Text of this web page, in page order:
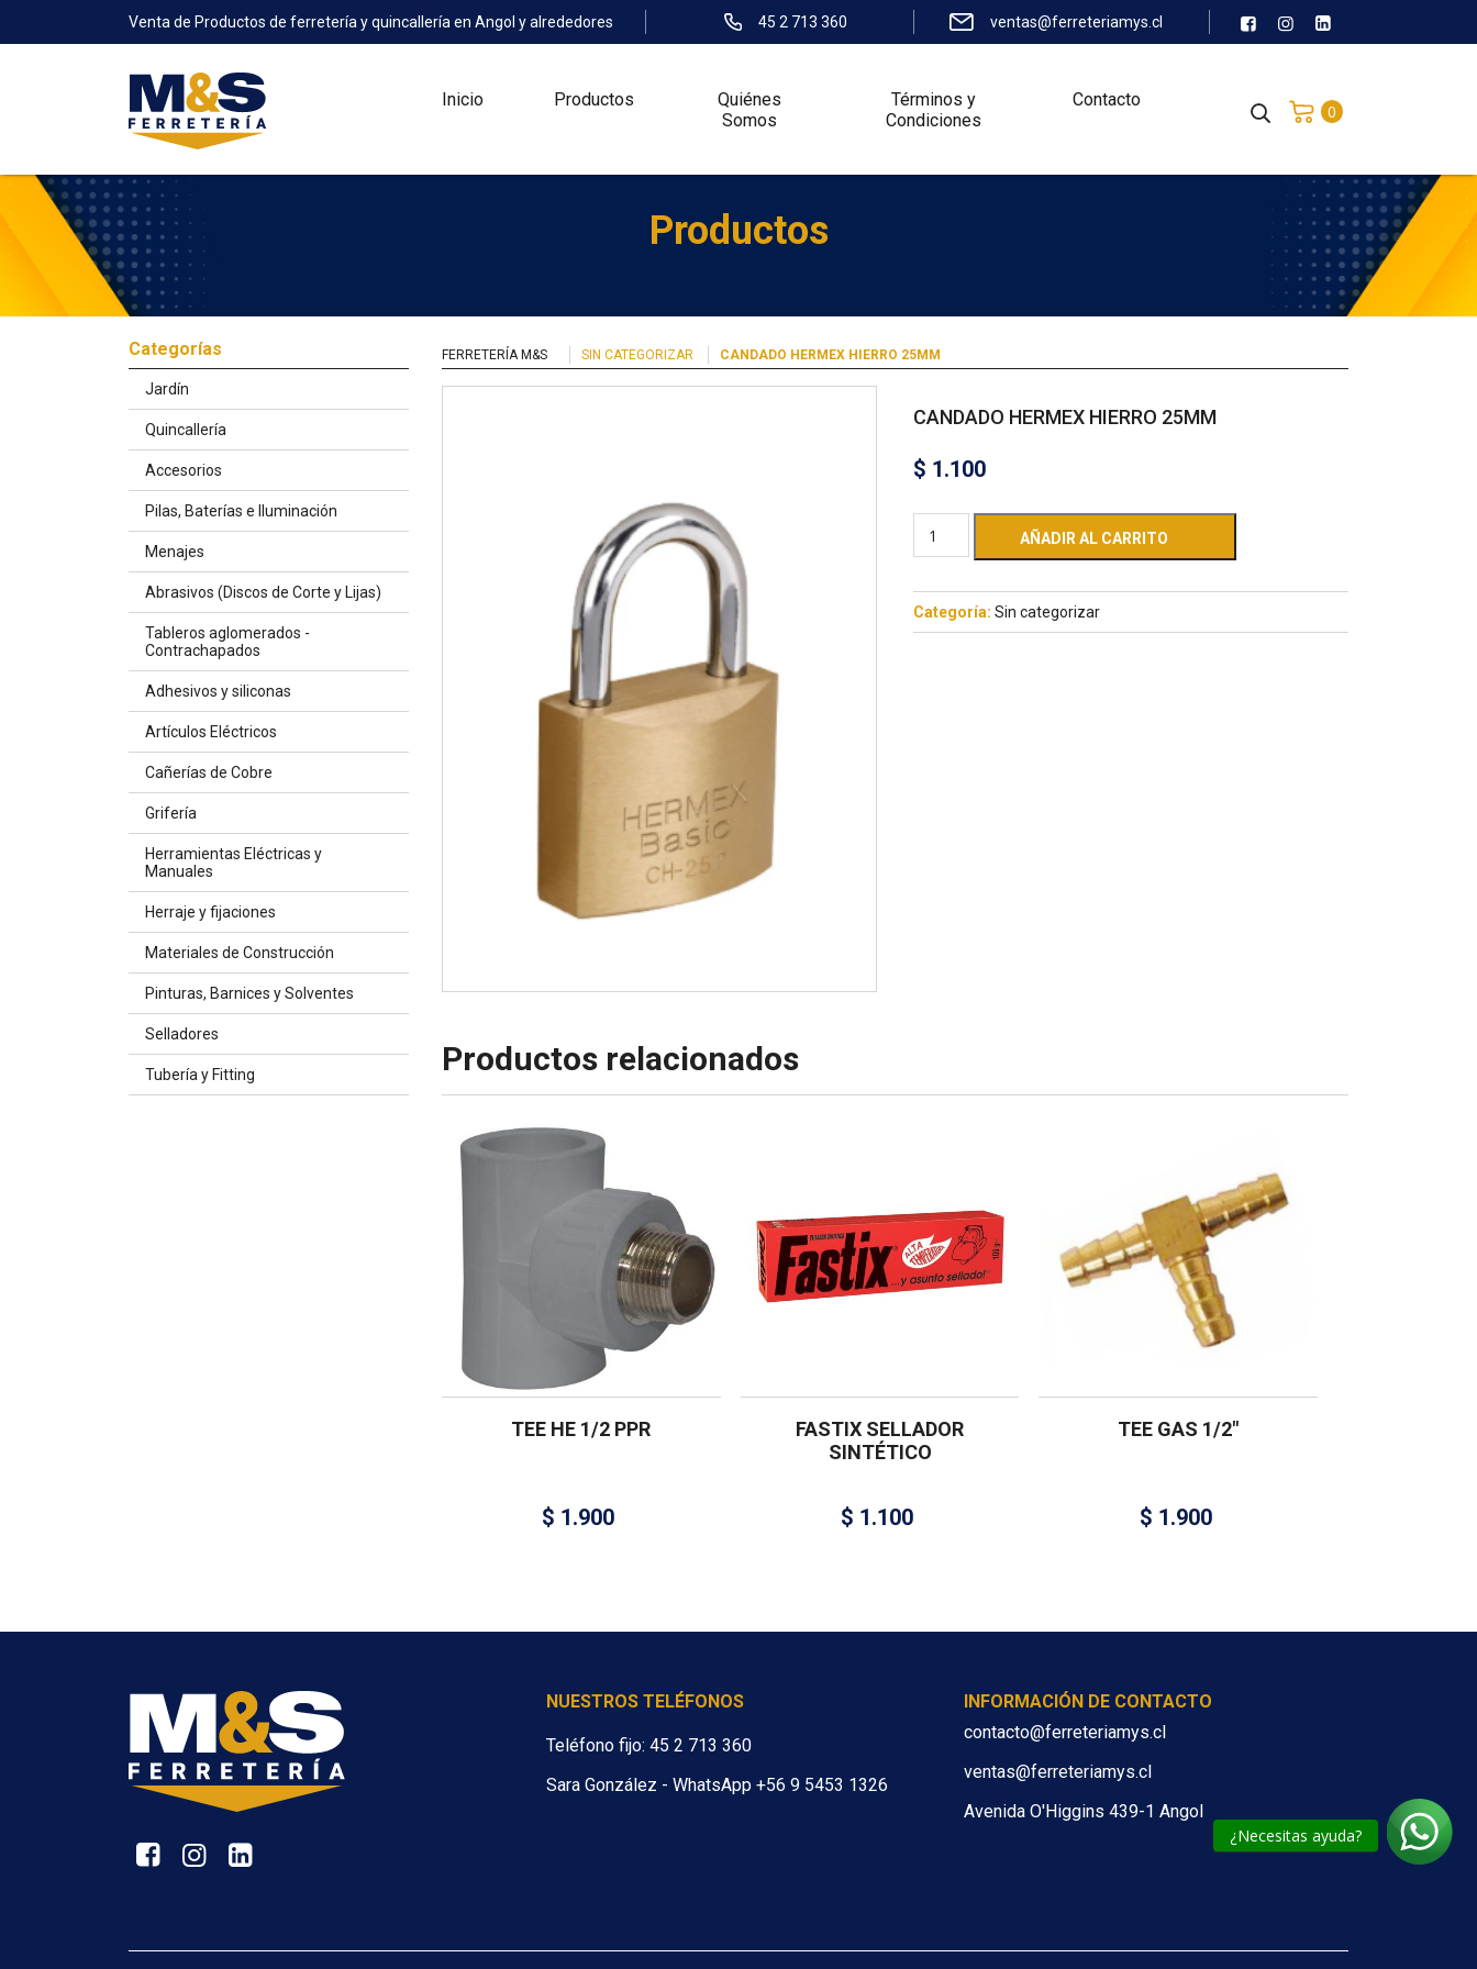
¿Necesitas ayuda?
Venta de Productos de ferretería y quincallería en Angol y alrededores 45 2 713 360 ventas@ferreteriamys.cl
Inicio Productos
Quiénes
Somos
Términos y
Condiciones
Contacto
0
Productos
Categorías
Jardín
Quincallería
Accesorios
Pilas, Baterías e Iluminación
Menajes
Abrasivos (Discos de Corte y Lijas)
Tableros aglomerados -
Contrachapados
Adhesivos y siliconas
Artículos Eléctricos
Cañerías de Cobre
Grifería
Herramientas Eléctricas y
Manuales
Herraje y fijaciones
Materiales de Construcción
Pinturas, Barnices y Solventes
Selladores
Tubería y Fitting
FERRETERÍA M&S SIN CATEGORIZAR CANDADO HERMEX HIERRO 25MM
CANDADO HERMEX HIERRO 25MM
$ 1.100
AÑADIR AL CARRITO
Categoría: Sin categorizar
Productos relacionados
TEE HE 1/2 PPR
$ 1.900
FASTIX SELLADOR
SINTÉTICO
$ 1.100
TEE GAS 1/2″
$ 1.900
NUESTROS TELÉFONOS
Teléfono fijo: 45 2 713 360
Sara González - WhatsApp +56 9 5453 1326
INFORMACIÓN DE CONTACTO
contacto@ferreteriamys.cl
ventas@ferreteriamys.cl
Avenida O'Higgins 439-1 Angol